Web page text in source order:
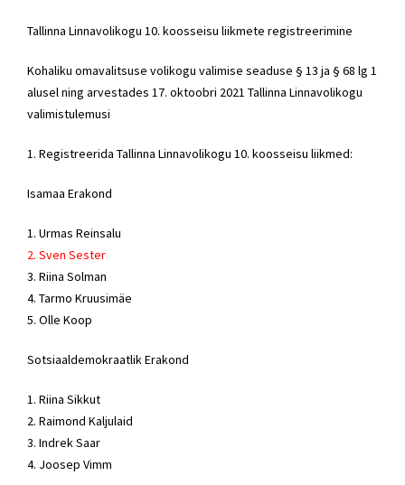
Tallinna Linnavolikogu 10. koosseisu liikmete registreerimine
Kohaliku omavalitsuse volikogu valimise seaduse § 13 ja § 68 lg 1
alusel ning arvestades 17. oktoobri 2021 Tallinna Linnavolikogu
valimistulemusi
1. Registreerida Tallinna Linnavolikogu 10. koosseisu liikmed:
Isamaa Erakond
1. Urmas Reinsalu
2. Sven Sester
3. Riina Solman
4. Tarmo Kruusimäe
5. Olle Koop
Sotsiaaldemokraatlik Erakond
1. Riina Sikkut
2. Raimond Kaljulaid
3. Indrek Saar
4. Joosep Vimm